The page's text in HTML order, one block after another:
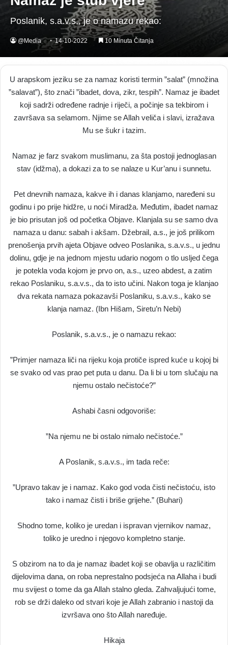
Poslanik, s.a.v.s., je o namazu rekao:
@Media 14-10-2022 10 Minuta Čitanja
U arapskom jeziku se za namaz koristi termin ”salat” (množina
”salavat”), što znači ”ibadet, dova, zikr, tespih”. Namaz je ibadet
koji sadrži određene radnje i riječi, a počinje sa tekbirom i
završava sa selamom. Njime se Allah veliča i slavi, izražava
Mu se šukr i tazim.
Namaz je farz svakom muslimanu, za šta postoji jednoglasan
stav (idžma), a dokazi za to se nalaze u Kur’anu i sunnetu.
Pet dnevnih namaza, kakve ih i danas klanjamo, naređeni su
godinu i po prije hidžre, u noći Miradža. Međutim, ibadet namaz
je bio prisutan još od početka Objave. Klanjala su se samo dva
namaza u danu: sabah i akšam. Džebrail, a.s., je još prilikom
prenošenja prvih ajeta Objave odveo Poslanika, s.a.v.s., u jednu
dolinu, gdje je na jednom mjestu udario nogom o tlo usljed čega
je potekla voda kojom je prvo on, a.s., uzeo abdest, a zatim
rekao Poslaniku, s.a.v.s., da to isto učini. Nakon toga je klanjao
dva rekata namaza pokazavši Poslaniku, s.a.v.s., kako se
klanja namaz. (Ibn Hišam, Siretu’n Nebi)
Poslanik, s.a.v.s., je o namazu rekao:
”Primjer namaza liči na rijeku koja protiče ispred kuće u kojoj bi
se svako od vas prao pet puta u danu. Da li bi u tom slučaju na
njemu ostalo nečistoće?”
Ashabi časni odgovoriše:
”Na njemu ne bi ostalo nimalo nečistoće.”
A Poslanik, s.a.v.s., im tada reče:
”Upravo takav je i namaz. Kako god voda čisti nečistoću, isto
tako i namaz čisti i briše grijehe.” (Buhari)
Shodno tome, koliko je uredan i ispravan vjernikov namaz,
toliko je uredno i njegovo kompletno stanje.
S obzirom na to da je namaz ibadet koji se obavlja u različitim
dijelovima dana, on roba neprestalno podsjeća na Allaha i budi
mu svijest o tome da ga Allah stalno gleda. Zahvaljujući tome,
rob se drži daleko od stvari koje je Allah zabranio i nastoji da
izvršava ono što Allah naređuje.
Hikaja